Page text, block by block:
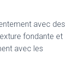
avec des
fondante et
avec les